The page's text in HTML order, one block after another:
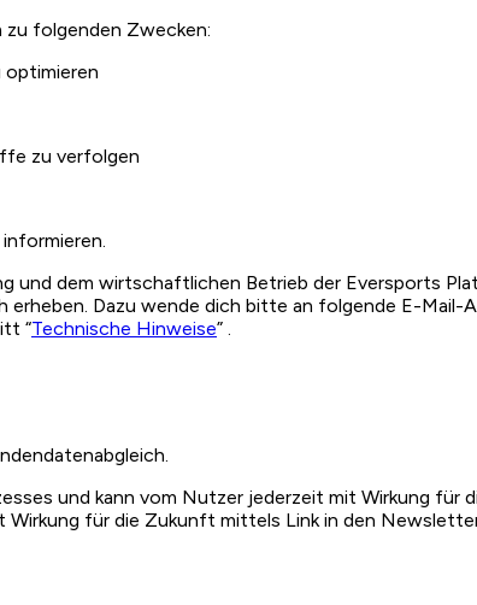
zu folgenden Zwecken:
zu verfolgen
und dem wirtschaftlichen Betrieb der Eversports
Dazu wende dich bitte an folgende E-Mail-
“Technische Hinweise” .
und kann vom Nutzer jederzeit mit Wirkung für
für die Zukunft mittels Link in den